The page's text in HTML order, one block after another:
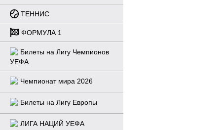
ТЕННИС
ФОРМУЛА 1
Билеты на Лигу Чемпионов
УЕФА
Чемпионат мира 2026
Билеты на Лигу Европы
ЛИГА НАЦИЙ УЕФА